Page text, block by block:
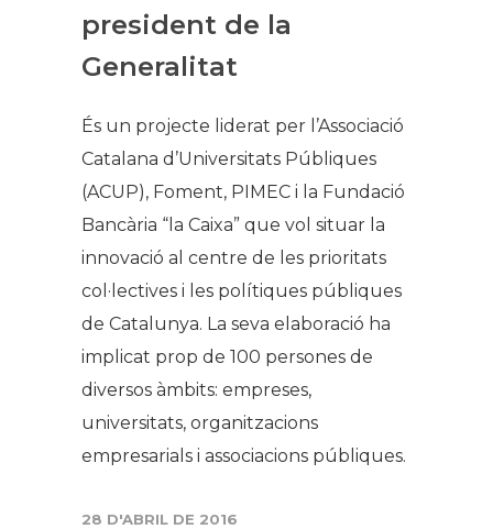
president de la
Generalitat
​És un projecte liderat per l’Associació
Catalana d’Universitats Públiques
(ACUP), Foment, PIMEC i la Fundació
Bancària “la Caixa” que vol situar la
innovació al centre de les prioritats
col·lectives i les polítiques públiques
de Catalunya. La seva elaboració ha
implicat prop de 100 persones de
diversos àmbits: empreses,
universitats, organitzacions
empresarials i associacions públiques.
28 D'ABRIL DE 2016